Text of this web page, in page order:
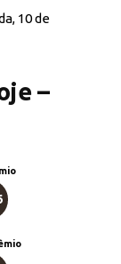
10 de
–